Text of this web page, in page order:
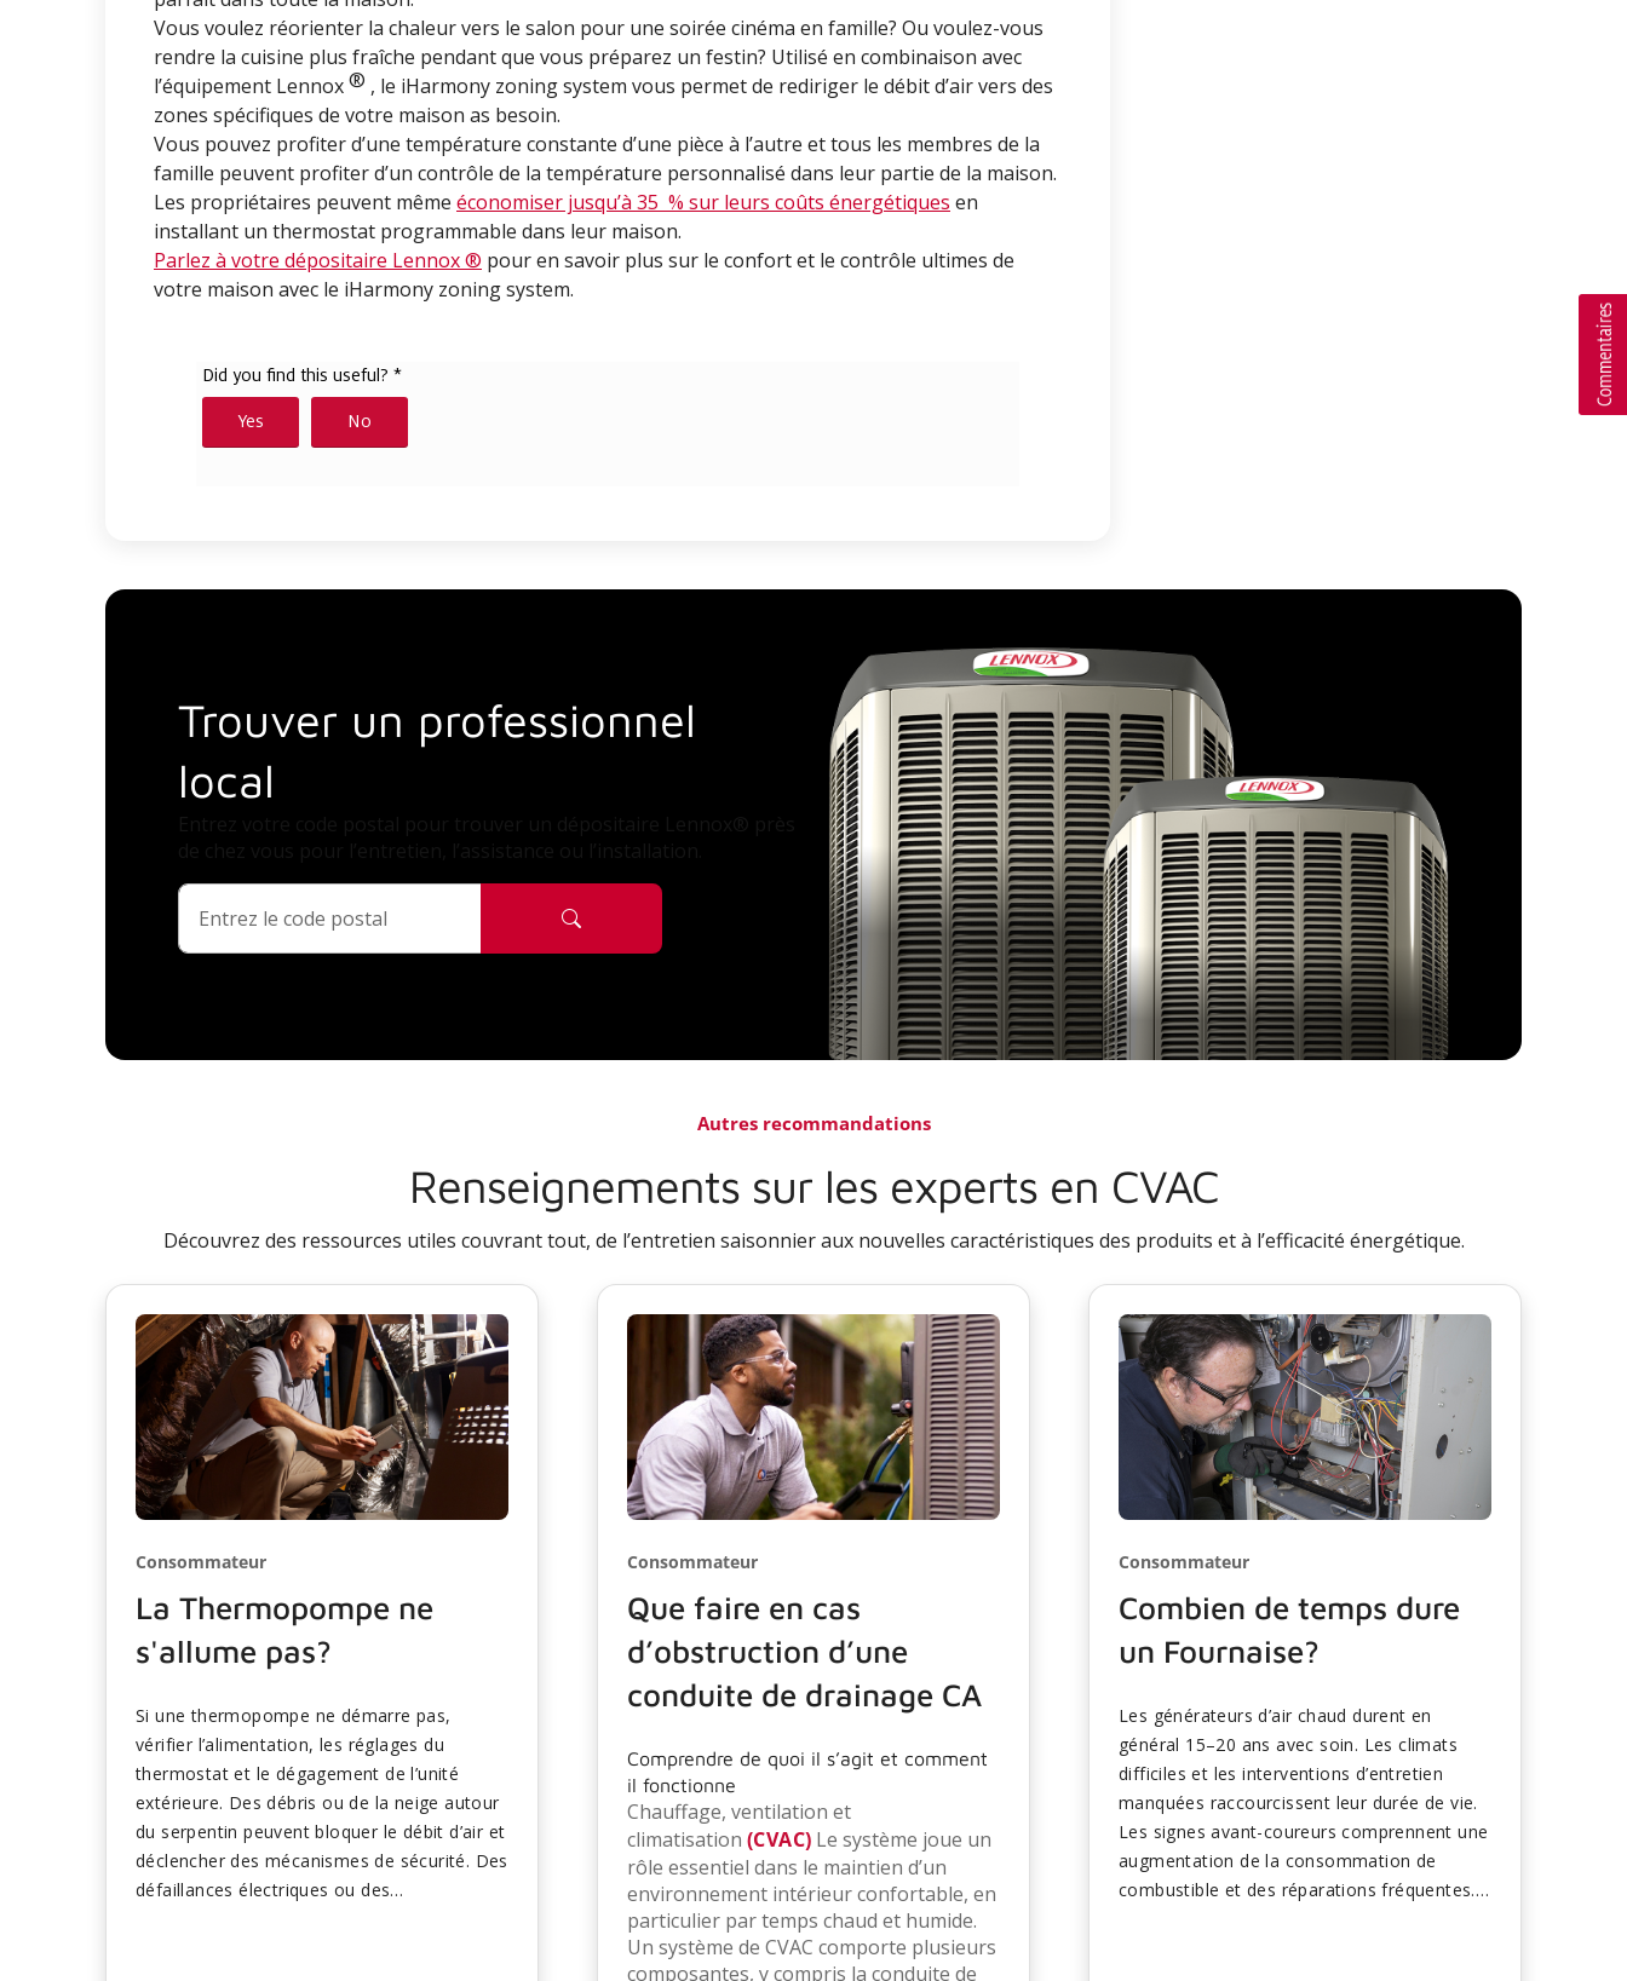
Vous voulez réorienter la chaleur vers le salon pour une soirée cinéma en famille? Ou voulez-vous
rendre la cuisine plus fraîche pendant que vous préparez un festin? Utilisé en combinaison avec
l’équipement Lennox® , le iHarmony zoning system vous permet de rediriger le débit d’air vers des
zones spécifiques de votre maison as besoin.
Vous pouvez profiter d’une température constante d’une pièce à l’autre et tous les membres de la
famille peuvent profiter d’un contrôle de la température personnalisé dans leur partie de la maison.
Les propriétaires peuvent même économiser jusqu’à 35 % sur leurs coûts énergétiques en
installant un thermostat programmable dans leur maison.
Parlez à votre dépositaire Lennox ® pour en savoir plus sur le confort et le contrôle ultimes de
votre maison avec le iHarmony zoning system.
Trouver un professionnel
local
Autres recommandations
Renseignements sur les experts en CVAC
Découvrez des ressources utiles couvrant tout, de l’entretien saisonnier aux nouvelles caractéristiques des produits et à l’efficacité énergétique.
Consommateur
La Thermopompe ne
s'allume pas?
Si une thermopompe ne démarre pas,
vérifier l’alimentation, les réglages du
thermostat et le dégagement de l’unité
extérieure. Des débris ou de la neige autour
du serpentin peuvent bloquer le débit d’air et
déclencher des mécanismes de sécurité. Des
défaillances électriques ou des
Consommateur
Que faire en cas
d’obstruction d’une
conduite de drainage CA
Comprendre de quoi il s’agit et comment
il fonctionne
Chauffage, ventilation et
climatisation (CVAC) Le système joue un
rôle essentiel dans le maintien d’un
environnement intérieur confortable, en
particulier par temps chaud et humide.
Un système de CVAC comporte plusieurs
composantes, y compris la conduite de
Consommateur
Combien de temps dure
un Fournaise?
Les générateurs d’air chaud durent en
général 15–20 ans avec soin. Les climats
difficiles et les interventions d’entretien
manquées raccourcissent leur durée de vie.
Les signes avant-coureurs comprennent une
augmentation de la consommation de
combustible et des réparations fréquentes.